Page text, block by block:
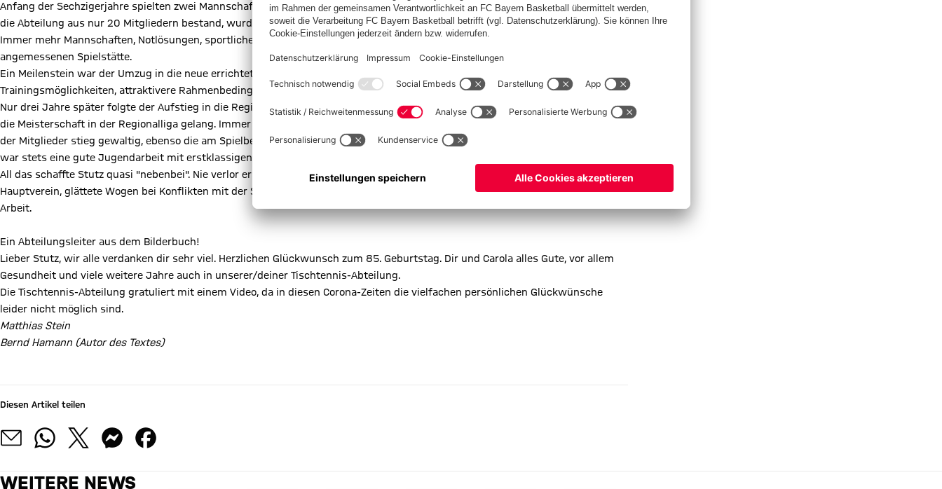
Anfang der Sechzigerjahre spielten zwei Mannschaften an zwei Tagen die Woche im Geräteraum an der Säbener Straße. Obwohl
die Abteilung aus nur 20 Mitgliedern bestand, wurde es schnell zu eng.
Immer mehr Mannschaften, Notlösungen, sportliche Erfolge reihten sich aneinander, und immer wieder die Suche nach einer
angemessenen Spielstätte.
Ein Meilenstein war der Umzug in die neue errichtete Sporthalle am Innsbrucker Ring im Jahr 1990. Mehr Platz, mehr
Trainingsmöglichkeiten, attraktivere Rahmenbedingungen waren die Folge.
Nur drei Jahre später folgte der Aufstieg in die Regionalliga. Stutz schaffte es, die Mannschaft so zu verstärken, dass schließlich
die Meisterschaft in der Regionalliga gelang. Immer in seinem Fokus: der Breitensport darf nicht vernachlässigt werden. Die Zahl
der Mitglieder stieg gewaltig, ebenso die am Spielbetrieb teilnehmenden Mannschaften. Eine wichtige Grundlage dieses Erfolgs
war stets eine gute Jugendarbeit mit erstklassigen Trainern.
All das schaffte Stutz quasi "nebenbei". Nie verlor er ein böses Wort, immer war er ansprechbar, für uns Mitglieder, für den
Hauptverein, glättete Wogen bei Konflikten mit der Stadt, dem Hausmeister. Nie hörte man ein Klagen bei all der ehrenamtlichen
Arbeit.
Ein Abteilungsleiter aus dem Bilderbuch!
Lieber Stutz, wir alle verdanken dir sehr viel. Herzlichen Glückwunsch zum 85. Geburtstag. Dir und Carola alles Gute, vor allem
Gesundheit und viele weitere Jahre auch in unserer/deiner Tischtennis-Abteilung.
Die Tischtennis-Abteilung gratuliert mit einem Video, da in diesen Corona-Zeiten die vielfachen persönlichen Glückwünsche
leider nicht möglich sind.
Matthias Stein
Bernd Hamann (Autor des Textes)
Diesen Artikel teilen
WEITERE NEWS